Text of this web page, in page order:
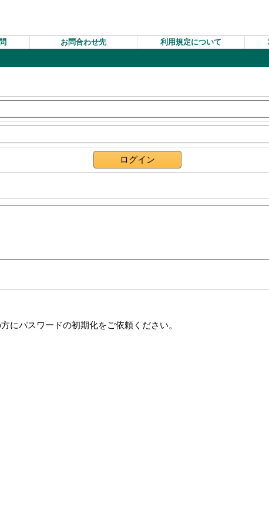
お問合わせ先 利用規定について
ログイン
にパスワードの初期化をご依頼ください。